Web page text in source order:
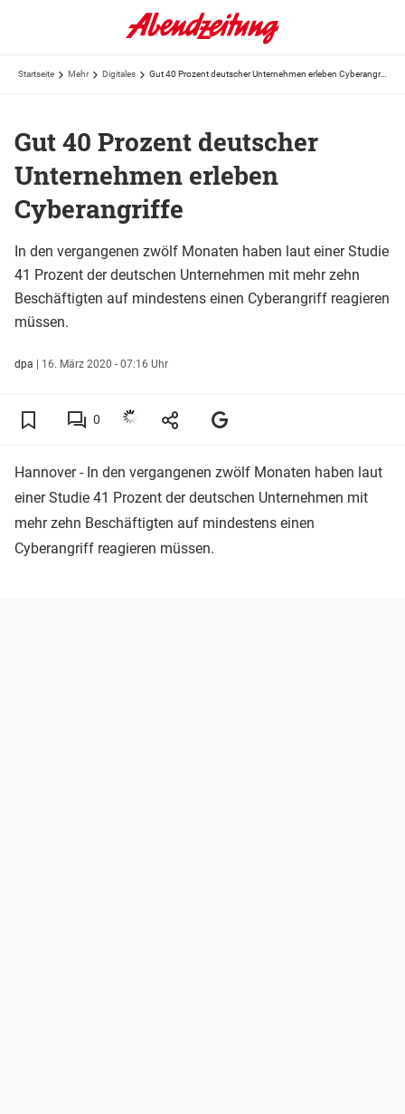
Startseite Mehr Digitales Gut 40 Prozent deutscher Unternehmen erleben Cyberangriffe
Gut 40 Prozent deutscher
Unternehmen erleben
Cyberangriffe
In den vergangenen zwölf Monaten haben laut einer Studie
41 Prozent der deutschen Unternehmen mit mehr zehn
Beschäftigten auf mindestens einen Cyberangriff reagieren
müssen.
dpa | 16. März 2020 - 07:16 Uhr
0
Hannover - In den vergangenen zwölf Monaten haben laut
einer Studie 41 Prozent der deutschen Unternehmen mit
mehr zehn Beschäftigten auf mindestens einen
Cyberangriff reagieren müssen.